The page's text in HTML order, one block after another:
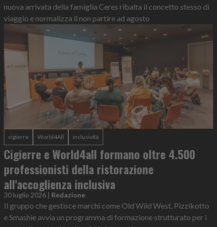
nuova arrivata della famiglia Ceres ribalta il concetto stesso di
viaggio e normalizza il non partire ad agosto
cigierre World4All inclusività
Cigierre e World4all formano oltre 4.500
professionisti della ristorazione
all'accoglienza inclusiva
30 luglio 2026 | Redazione
Il gruppo che gestisce marchi come Old Wild West, Pizzikotto
e Smashie avvia un programma di formazione strutturato per i